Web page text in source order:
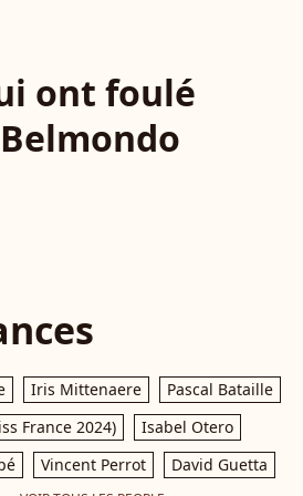
ont foulé
Iris Mittenaere
Pascal Bataille
France 2024)
Isabel Otero
Vincent Perrot David Guetta